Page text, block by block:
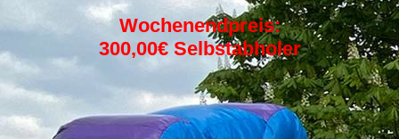
Wochenendpreis:
300,00€ Selbstabholer